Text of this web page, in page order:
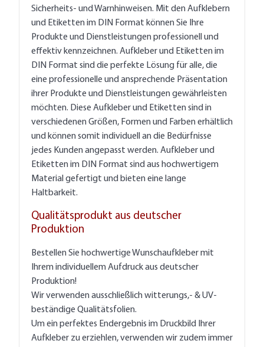
Sicherheits- und Warnhinweisen. Mit den Aufklebern
und Etiketten im DIN Format können Sie Ihre
Produkte und Dienstleistungen professionell und
effektiv kennzeichnen. Aufkleber und Etiketten im
DIN Format sind die perfekte Lösung für alle, die
eine professionelle und ansprechende Präsentation
ihrer Produkte und Dienstleistungen gewährleisten
möchten. Diese Aufkleber und Etiketten sind in
verschiedenen Größen, Formen und Farben erhältlich
und können somit individuell an die Bedürfnisse
jedes Kunden angepasst werden. Aufkleber und
Etiketten im DIN Format sind aus hochwertigem
Material gefertigt und bieten eine lange
Haltbarkeit.
Qualitätsprodukt aus deutscher
Produktion
Bestellen Sie hochwertige Wunschaufkleber mit
Ihrem individuellem Aufdruck aus deutscher
Produktion!
Wir verwenden ausschließlich witterungs,- & UV-
beständige Qualitätsfolien.
Um ein perfektes Endergebnis im Druckbild Ihrer
Aufkleber zu erziehlen, verwenden wir zudem immer